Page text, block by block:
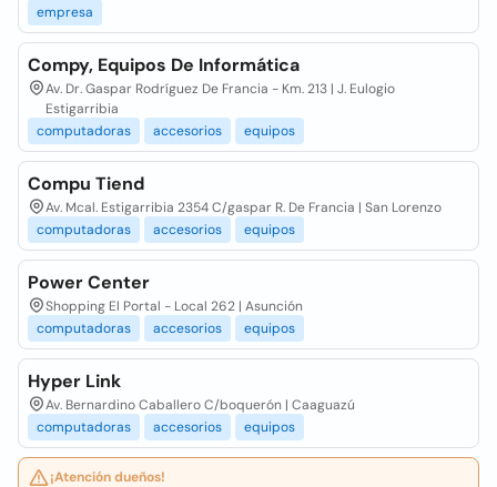
empresa
Compy, Equipos De Informática
Av. Dr. Gaspar Rodríguez De Francia - Km. 213 | J. Eulogio
Estigarribia
computadoras
accesorios equipos
Compu Tiend
Av. Mcal. Estigarribia 2354 C/gaspar R. De Francia | San Lorenzo
computadoras
accesorios equipos
Power Center
Shopping El Portal - Local 262 | Asunción
computadoras
accesorios equipos
Hyper Link
Av. Bernardino Caballero C/boquerón | Caaguazú
computadoras
accesorios equipos
¡Atención dueños!